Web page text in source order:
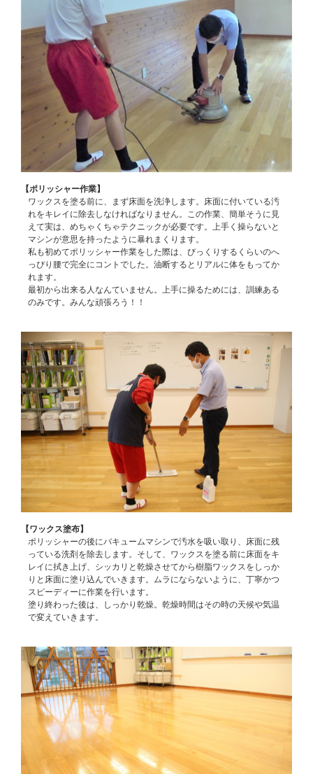
【ポリッシャー作業】
ワックスを塗る前に、まず床面を洗浄します。床面に付いている汚
れをキレイに除去しなければなりません。この作業、簡単そうに見
えて実は、めちゃくちゃテクニックが必要です。上手く操らないと
マシンが意思を持ったように暴れまくります。
私も初めてポリッシャー作業をした際は、びっくりするくらいのへ
っぴり腰で完全にコントでした。油断するとリアルに体をもってか
れます。
最初から出来る人なんていません。上手に操るためには、訓練ある
のみです。みんな頑張ろう！！
【ワックス塗布】
ポリッシャーの後にバキュームマシンで汚水を吸い取り、床面に残
っている洗剤を除去します。そして、ワックスを塗る前に床面をキ
レイに拭き上げ、シッカリと乾燥させてから樹脂ワックスをしっか
りと床面に塗り込んでいきます。ムラにならないように、丁寧かつ
スピーディーに作業を行います。
塗り終わった後は、しっかり乾燥。乾燥時間はその時の天候や気温
で変えていきます。